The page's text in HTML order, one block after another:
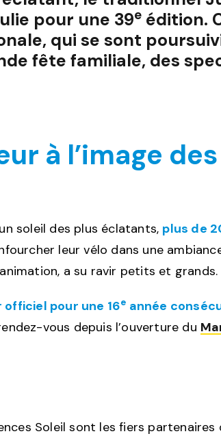
pour une 39e édition.
qui se sont
fête familiale, des
à l’image
soleil des plus éclatants, plus de
leur vélo dans une
a su ravir petits et grands.
pour une 16e année
vous depuis l’ouverture du
Soleil sont les fiers